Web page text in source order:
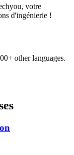
votre
d'ingénierie !
other languages.